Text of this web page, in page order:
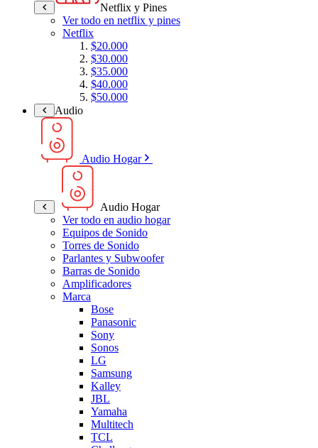
Netflix y Pines
Ver todo en netflix y pines
Netflix
$20.000
$30.000
$35.000
$40.000
$50.000
Audio
Audio Hogar
Audio Hogar
Ver todo en audio hogar
Equipos de Sonido
Torres de Sonido
Parlantes y Subwoofer
Barras de Sonido
Amplificadores
Marca
Bose
Panasonic
Sony
Sonos
LG
Samsung
Kalley
JBL
Yamaha
Multitech
TCL